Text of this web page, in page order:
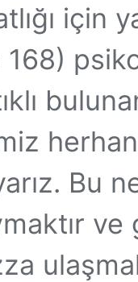
için
168)
Bu